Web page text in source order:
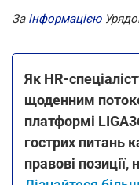
Заінформацією
Як HR-
щоденним
платформі
гострих питань
правові позиції,